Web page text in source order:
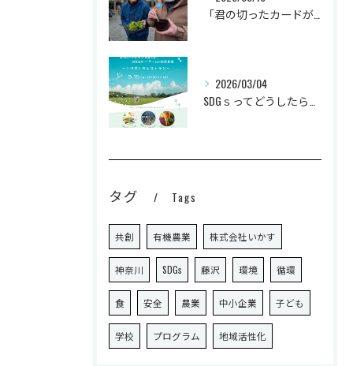
2026/03/04
タグ Tags
共創 有機農業 株式会社いかす
神奈川 SDGs 藤沢 環境 循環
食 安全 農業 中小企業 子ども
学校 プログラム 地域活性化